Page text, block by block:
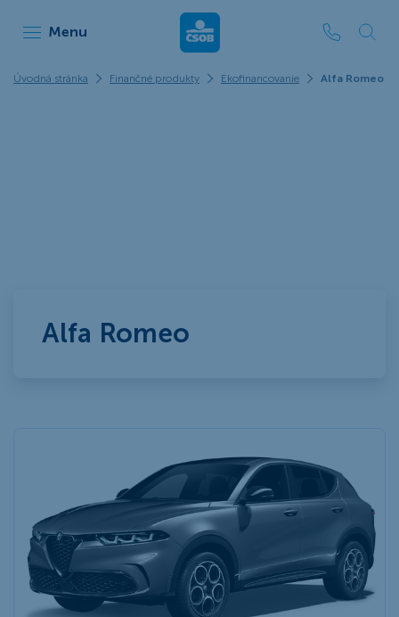
Menu ČSOB Leasing
Úvodná stránka Finančné produkty Ekofinancovanie Alfa Romeo
Alfa Romeo